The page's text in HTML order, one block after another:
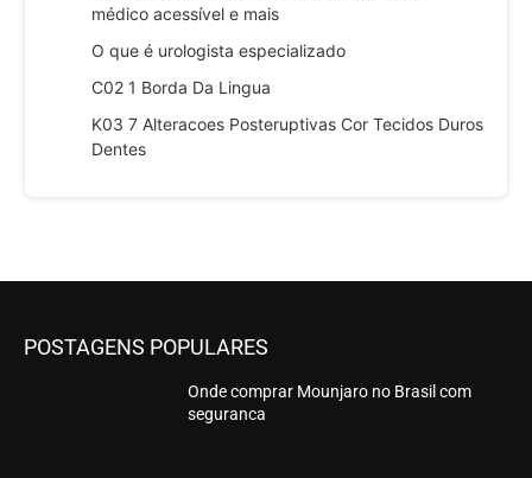
médico acessível e mais
O que é urologista especializado
C02 1 Borda Da Lingua
K03 7 Alteracoes Posteruptivas Cor Tecidos Duros
Dentes
POSTAGENS POPULARES
Onde comprar Mounjaro no Brasil com
seguranca